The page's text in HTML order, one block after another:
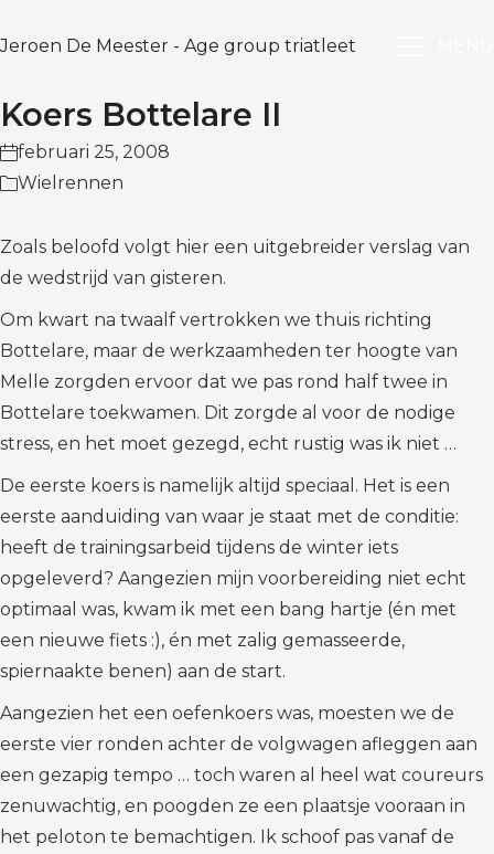
Jeroen De Meester - Age group triatleet
Koers Bottelare II
februari 25, 2008
Wielrennen
Zoals beloofd volgt hier een uitgebreider verslag van
de wedstrijd van gisteren.
Om kwart na twaalf vertrokken we thuis richting
Bottelare, maar de werkzaamheden ter hoogte van
Melle zorgden ervoor dat we pas rond half twee in
Bottelare toekwamen. Dit zorgde al voor de nodige
stress, en het moet gezegd, echt rustig was ik niet …
De eerste koers is namelijk altijd speciaal. Het is een
eerste aanduiding van waar je staat met de conditie:
heeft de trainingsarbeid tijdens de winter iets
opgeleverd? Aangezien mijn voorbereiding niet echt
optimaal was, kwam ik met een bang hartje (én met
een nieuwe fiets :), én met zalig gemasseerde,
spiernaakte benen) aan de start.
Aangezien het een oefenkoers was, moesten we de
eerste vier ronden achter de volgwagen afleggen aan
een gezapig tempo … toch waren al heel wat coureurs
zenuwachtig, en poogden ze een plaatsje vooraan in
het peloton te bemachtigen. Ik schoof pas vanaf de